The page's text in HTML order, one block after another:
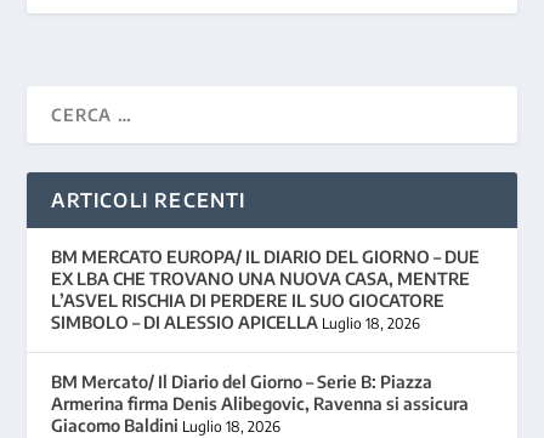
ARTICOLI RECENTI
BM MERCATO EUROPA/ IL DIARIO DEL GIORNO – DUE
EX LBA CHE TROVANO UNA NUOVA CASA, MENTRE
L’ASVEL RISCHIA DI PERDERE IL SUO GIOCATORE
SIMBOLO – DI ALESSIO APICELLA Luglio 18, 2026
BM Mercato/ Il Diario del Giorno – Serie B: Piazza
Armerina firma Denis Alibegovic, Ravenna si assicura
Giacomo Baldini Luglio 18, 2026